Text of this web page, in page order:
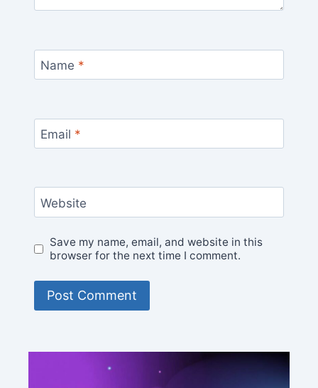
Name *
Email *
Website
Save my name, email, and website in this
browser for the next time I comment.